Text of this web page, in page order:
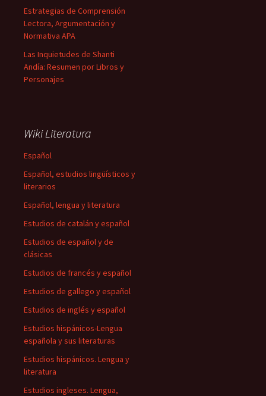
Estrategias de Comprensión
Lectora, Argumentación y
Normativa APA
Las Inquietudes de Shanti
Andía: Resumen por Libros y
Personajes
Wiki Literatura
Español
Español, estudios lingüísticos y
literarios
Español, lengua y literatura
Estudios de catalán y español
Estudios de español y de
clásicas
Estudios de francés y español
Estudios de gallego y español
Estudios de inglés y español
Estudios hispánicos-Lengua
española y sus literaturas
Estudios hispánicos. Lengua y
literatura
Estudios ingleses. Lengua,